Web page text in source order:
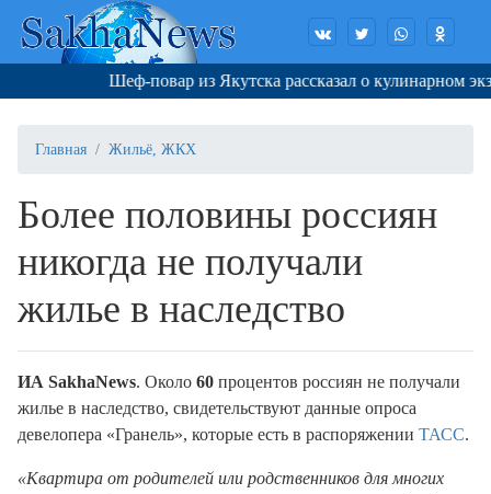
Шеф-повар из Якутска рассказал о кулинарном
Главная Жильё, ЖКХ
Более половины россиян
никогда не получали
жилье в наследство
ИА SakhaNews. Около 60 процентов россиян не получали
жилье в наследство, свидетельствуют данные опроса
девелопера «Гранель», которые есть в распоряжении ТАСС.
«Квартира от родителей или родственников для многих